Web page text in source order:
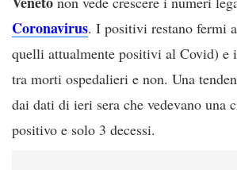
Coronavirus. I positivi restano fermi
quelli attualmente positivi al Covid) e
tra morti ospedalieri e non. Una
dai dati di ieri sera che vedevano una
positivo e solo 3 decessi.